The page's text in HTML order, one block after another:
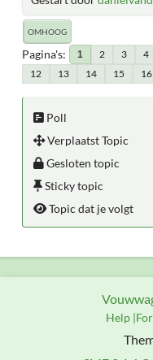
OMHOOG
Pagina's 1 2 3 4
12
13 14 15 16
Poll
Verplaatst Topic
Gesloten topic
Sticky topic
Topic dat je volgt
Help